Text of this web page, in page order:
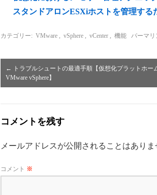
スタンドアロンESXiホストを管理す
カテゴリー: VMware , vSphere , vCenter , 機能 パーマリ
←
トラブルシュートの最適手順【仮想化プラットホー
VMware vSphere】
コメントを残す
メールアドレスが公開されることはありま
コメント ※